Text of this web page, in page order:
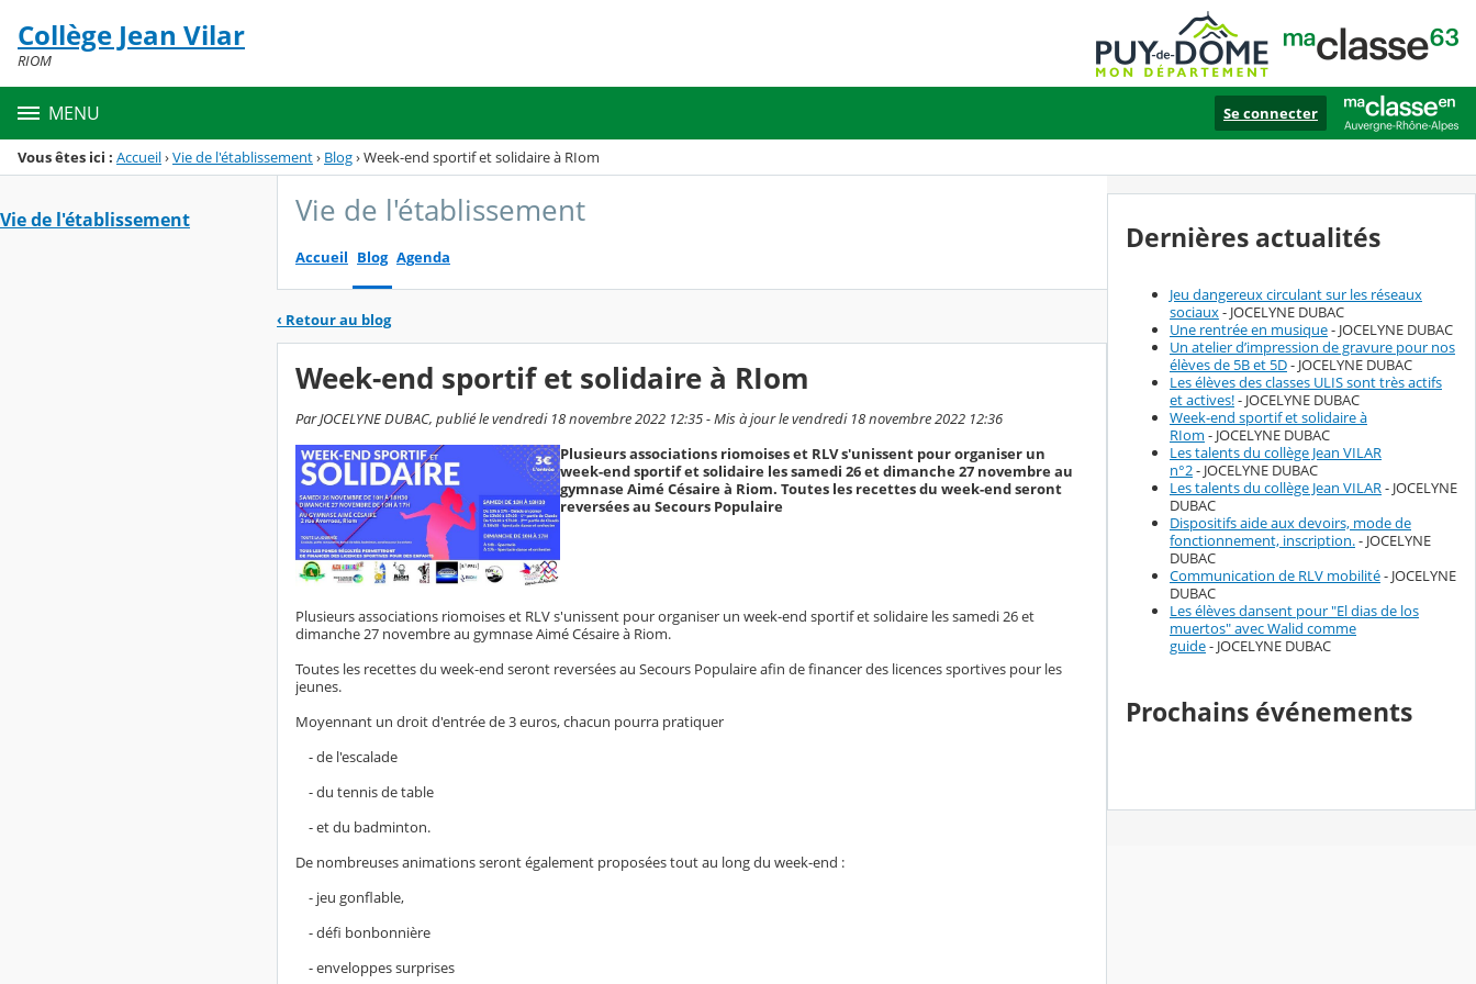
Menu de la rubrique
Contenu
Collège Jean Vilar
RIOM
MENU Se connecter
Vous êtes ici : Accueil›Vie de l'établissement› Blog›Week-end sportif et solidaire à RIom
Vie de l'établissement Vie de l'établissement
Accueil Blog Agenda
‹ Retour au blog
Week-end sportif et solidaire à RIom
Par JOCELYNE DUBAC, publié le vendredi 18 novembre 2022 12:35 - Mis à jour le vendredi 18 novembre 2022 12:36
Plusieurs associations riomoises et RLV s'unissent pour organiser un
week-end sportif et solidaire les samedi 26 et dimanche 27 novembre au
gymnase Aimé Césaire à Riom. Toutes les recettes du week-end seront
reversées au Secours Populaire
Plusieurs associations riomoises et RLV s'unissent pour organiser un week-end sportif et solidaire les samedi 26 et
dimanche 27 novembre au gymnase Aimé Césaire à Riom.
Toutes les recettes du week-end seront reversées au Secours Populaire afin de financer des licences sportives pour les
jeunes.
Moyennant un droit d'entrée de 3 euros, chacun pourra pratiquer
- de l'escalade
- du tennis de table
- et du badminton.
De nombreuses animations seront également proposées tout au long du week-end :
- jeu gonflable,
- défi bonbonnière
- enveloppes surprises
Dernières actualités
Jeu dangereux circulant sur les réseaux
sociaux- JOCELYNE DUBAC
Une rentrée en musique- JOCELYNE DUBAC
Un atelier d’impression de gravure pour nos
élèves de 5B et 5D- JOCELYNE DUBAC
Les élèves des classes ULIS sont très actifs
et actives!- JOCELYNE DUBAC
Week-end sportif et solidaire à
RIom - JOCELYNE DUBAC
Les talents du collège Jean VILAR
n°2- JOCELYNE DUBAC
Les talents du collège Jean VILAR- JOCELYNE
DUBAC
Dispositifs aide aux devoirs, mode de
fonctionnement, inscription.- JOCELYNE
DUBAC
Communication de RLV mobilité- JOCELYNE
DUBAC
Les élèves dansent pour "El dias de los
muertos" avec Walid comme
guide- JOCELYNE DUBAC
Prochains événements